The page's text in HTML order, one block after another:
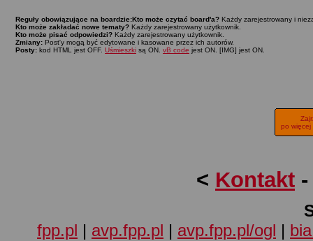
Reguły obowiązujące na boardzie:Kto może czytać board'a? Każdy zarejestrowany i
Kto może zakładać nowe tematy? Każdy zarejestrowany użytkownik.
Kto może pisać odpowiedzi? Każdy zarejestrowany użytkownik.
Zmiany: Post'y mogą być edytowane i kasowane przez ich autorów.
Posty: kod HTML jest OFF. Uśmieszki są ON. vB code jest ON. [IMG] jest ON.
po więcej
< Kontakt
fpp.pl | avp.fpp.pl | avp.fpp.pl/ogl |